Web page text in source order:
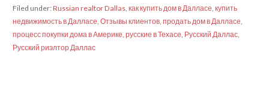
Filed under:Russian realtor Dallas, как купить дом в Далласе купить
недвижимость в Далласе Отзывы клиентов, продать дом в Далласе
процесс покупки дома в Америке русские в Техасе Русский Даллас,
Русский риэлтор Даллас